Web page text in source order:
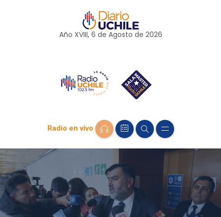
Año XVIII, 6 de Agosto de 2026
Radio en vivo